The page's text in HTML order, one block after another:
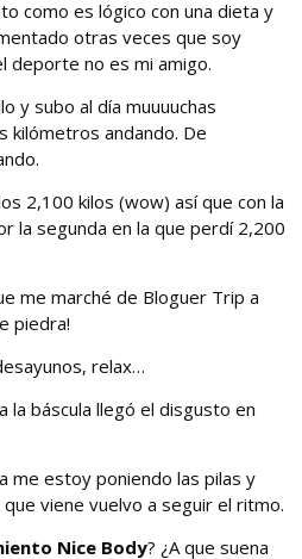
como es lógico con una dieta y
otras veces que soy
deporte no es mi amigo.
y subo al día muuuuchas
kilómetros andando. De
2,100 kilos (wow) así que con la
la segunda en la que perdí 2,200
me marché de Bloguer Trip a
piedra!
relax…
la báscula llegó el disgusto en
me estoy poniendo las pilas y
viene vuelvo a seguir el ritmo.
Nice Body? ¿A que suena